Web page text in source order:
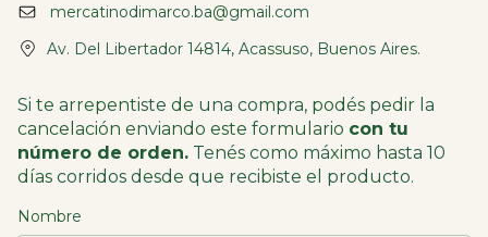
mercatinodimarco.ba@gmail.com
Av. Del Libertador 14814, Acassuso, Buenos Aires.
Si te arrepentiste de una compra, podés pedir la
cancelación enviando este formulario con tu
número de orden. Tenés como máximo hasta 10
días corridos desde que recibiste el producto.
Nombre